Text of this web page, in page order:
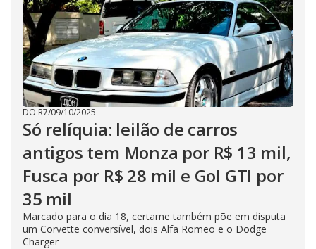
DO R7/09/10/2025
Só relíquia: leilão de carros
antigos tem Monza por R$ 13 mil,
Fusca por R$ 28 mil e Gol GTI por
35 mil
Marcado para o dia 18, certame também põe em disputa
um Corvette conversível, dois Alfa Romeo e o Dodge
Charger